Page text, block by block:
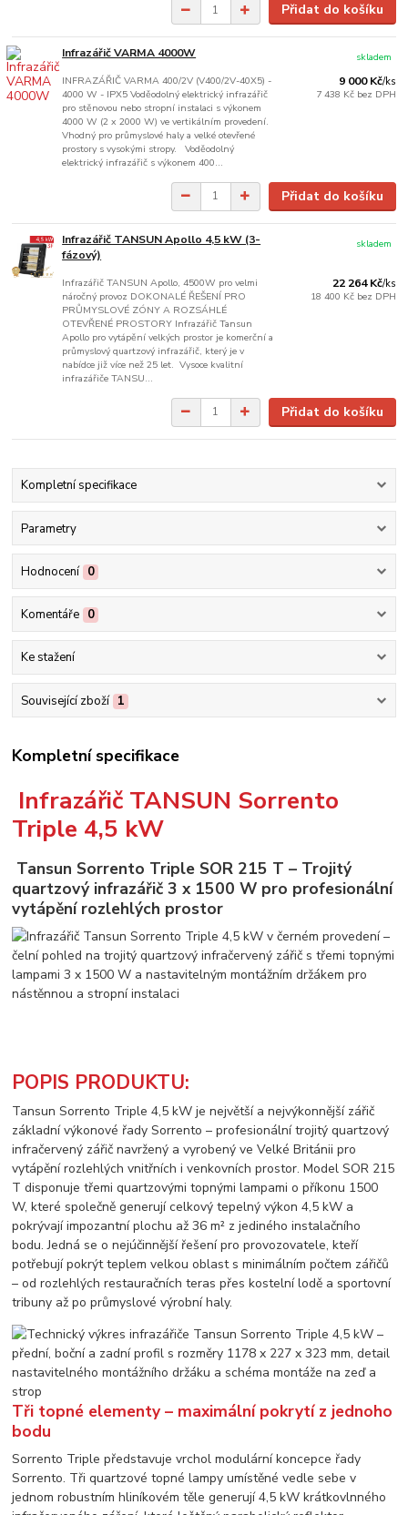
Přidat do košíku
Infrazářič VARMA 4000W
INFRAZÁŘIČ VARMA 400/2V (V400/2V-40X5) -
4000 W - IPX5 Voděodolný elektrický infrazářič
pro stěnovou nebo stropní instalaci s výkonem
4000 W (2 x 2000 W) ve vertikálním provedení.
Vhodný pro průmyslové haly a velké otevřené
prostory s vysokými stropy. Voděodolný
elektrický infrazářič s výkonem 400...
9 000 Kč/ks
7 438 Kč bez DPH
skladem
Přidat do košíku
Infrazářič TANSUN Apollo 4,5 kW (3-
fázový)
Infrazářič TANSUN Apollo, 4500W pro velmi
náročný provoz DOKONALÉ ŘEŠENÍ PRO
PRŮMYSLOVÉ ZÓNY A ROZSÁHLÉ
OTEVŘENÉ PROSTORY Infrazářič Tansun
Apollo pro vytápění velkých prostor je komerční a
průmyslový quartzový infrazářič, který je v
nabídce již více než 25 let. Vysoce kvalitní
infrazářiče TANSU...
22 264 Kč/ks
18 400 Kč bez DPH
skladem
Přidat do košíku
Kompletní specifikace
Parametry
Hodnocení 0
Komentáře 0
Ke stažení
Související zboží 1
Kompletní specifikace
Infrazářič TANSUN Sorrento
Triple 4,5 kW
Tansun Sorrento Triple SOR 215 T – Trojitý
quartzový infrazářič 3 x 1500 W pro profesionální
vytápění rozlehlých prostor
POPIS PRODUKTU:
Tansun Sorrento Triple 4,5 kW je největší a nejvýkonnější zářič
základní výkonové řady Sorrento – profesionální trojitý quartzový
infračervený zářič navržený a vyrobený ve Velké Británii pro
vytápění rozlehlých vnitřních i venkovních prostor. Model SOR 215
T disponuje třemi quartzovými topnými lampami o příkonu 1500
W, které společně generují celkový tepelný výkon 4,5 kW a
pokrývají impozantní plochu až 36 m² z jediného instalačního
bodu. Jedná se o nejúčinnější řešení pro provozovatele, kteří
potřebují pokrýt teplem velkou oblast s minimálním počtem zářičů
– od rozlehlých restauračních teras přes kostelní lodě a sportovní
tribuny až po průmyslové výrobní haly.
Tři topné elementy – maximální pokrytí z jednoho
bodu
Sorrento Triple představuje vrchol modulární koncepce řady
Sorrento. Tři quartzové topné lampy umístěné vedle sebe v
jednom robustním hliníkovém těle generují 4,5 kW krátkovlnného